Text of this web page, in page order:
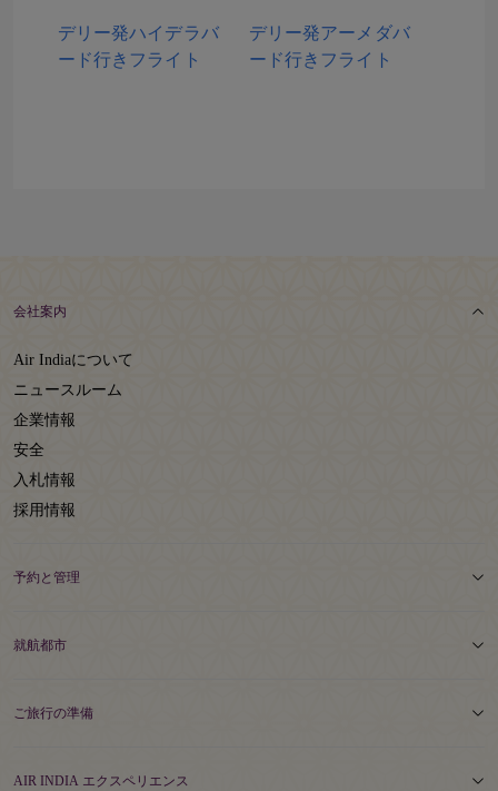
デリー発ハイデラバ
ード行きフライト
デリー発アーメダバ
ード行きフライト
会社案内
Air Indiaについて
ニュースルーム
企業情報
安全
入札情報
採用情報
予約と管理
就航都市
ご旅行の準備
AIR INDIA エクスペリエンス